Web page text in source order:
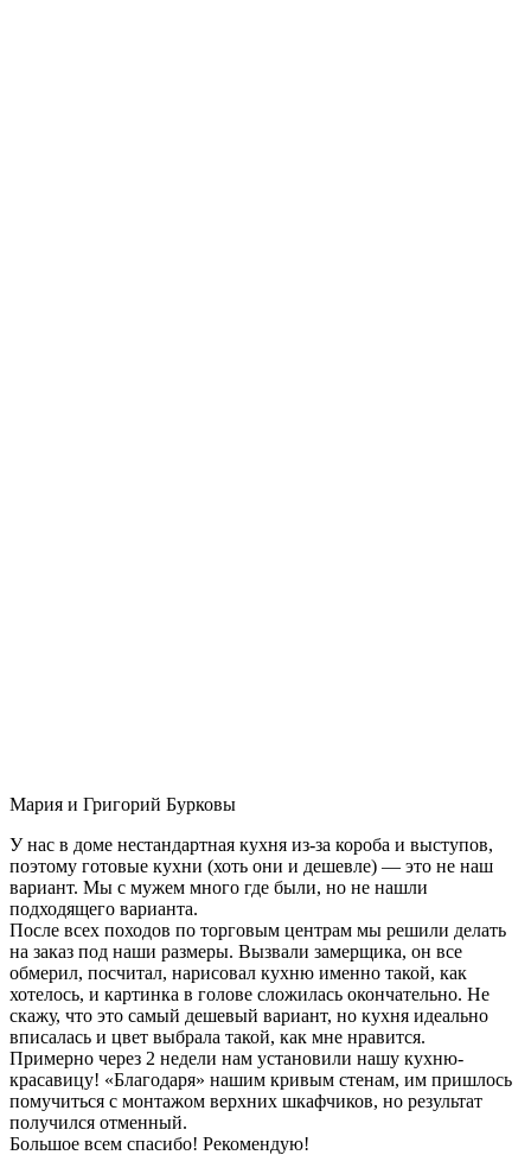
Мария и Григорий Бурковы
У нас в доме нестандартная кухня из-за короба и выступов,
поэтому готовые кухни (хоть они и дешевле) — это не наш
вариант. Мы с мужем много где были, но не нашли
подходящего варианта.
После всех походов по торговым центрам мы решили делать
на заказ под наши размеры. Вызвали замерщика, он все
обмерил, посчитал, нарисовал кухню именно такой, как
хотелось, и картинка в голове сложилась окончательно. Не
скажу, что это самый дешевый вариант, но кухня идеально
вписалась и цвет выбрала такой, как мне нравится.
Примерно через 2 недели нам установили нашу кухню-
красавицу! «Благодаря» нашим кривым стенам, им пришлось
помучиться с монтажом верхних шкафчиков, но результат
получился отменный.
Большое всем спасибо! Рекомендую!